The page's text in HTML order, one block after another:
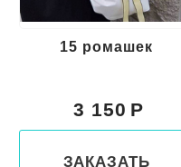
Букет хризантем
3 850
ЗАКАЗАТЬ